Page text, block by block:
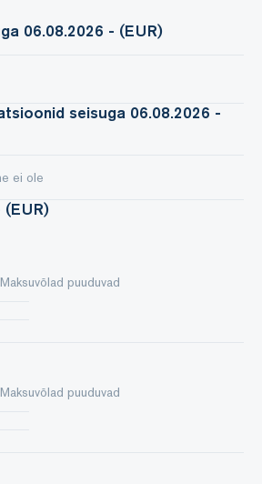
06.08.2026 - (EUR)
seisuga 06.08.2026 -
ei ole
Maksuvõlad puuduvad
Maksuvõlad puuduvad